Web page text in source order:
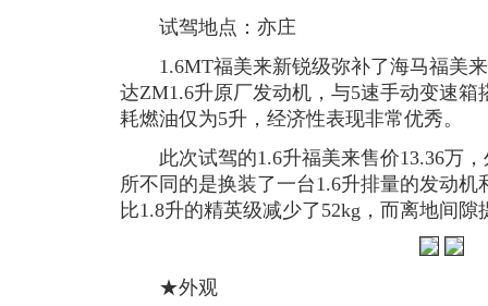
试驾地点：亦庄
1.6MT福美来新锐级弥补了海马福美来
达ZM1.6升原厂发动机，与5速手动变速
耗燃油仅为5升，经济性表现非常优秀。
此次试驾的1.6升福美来售价13.36万，
所不同的是换装了一台1.6升排量的发动
比1.8升的精英级减少了52kg，而离地间隙
★外观